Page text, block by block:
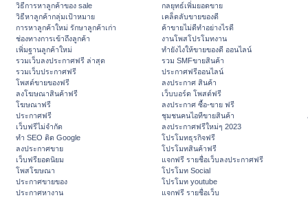
วิธีการหาลูกค้าของ sale
วิธีหาลูกค้ากลุ่มเป้าหมาย
การหาลูกค้าใหม่ รักษาลูกค้าเก่า
ช่องทางการเข้าถึงลูกค้า
เพิ่มฐานลูกค้าใหม่
รวมเว็บลงประกาศฟรี ล่าสุด
รวมเว็บประกาศฟรี
โพสต์ขายของฟรี
ลงโฆษณาสินค้าฟรี
โฆษณาฟรี
ประกาศฟรี
เว็บฟรีไม่จำกัด
ทำ SEO ติด Google
ลงประกาศขาย
เว็บฟรียอดนิยม
โพสโฆษณา
ประกาศขายของ
ประกาศหางาน
กลยุทธ์เพิ่มยอดขาย
เคล็ดลับขายของดี
ค้าขายไม่ดีทำอย่างไรดี
งานโพสโปรโมทงาน
ทํายังไงให้ขายของดี ออนไลน์
รวม SMFขายสินค้า
ประกาศฟรีออนไลน์
ลงประกาศ สินค้า
เว็บบอร์ด โพสต์ฟรี
ลงประกาศ ซื้อ-ขาย ฟรี
ชุมชนคนไอทีขายสินค้า
ลงประกาศฟรีใหม่ๆ 2023
โปรโมทธุรกิจฟรี
โปรโมทสินค้าฟรี
แจกฟรี รายชื่อเว็บลงประกาศฟรี
โปรโมท Social
โปรโมท youtube
แจกฟรี รายชื่อเว็บ